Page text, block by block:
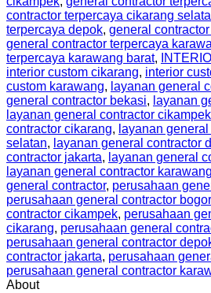
contractor terpercaya cikarang
terpercaya depok, general
general contractor terpercaya
terpercaya karawang barat,
interior custom cikarang, interior
custom karawang, layanan general
general contractor bekasi, layanan
layanan general contractor cikampek
contractor cikarang, layanan
selatan, layanan general contractor
contractor jakarta, layanan general
layanan general contractor
general contractor, perusahaan
perusahaan general contractor bogor
contractor cikampek, perusahaan
cikarang, perusahaan general
perusahaan general contractor
contractor jakarta, perusahaan
perusahaan general contractor
About